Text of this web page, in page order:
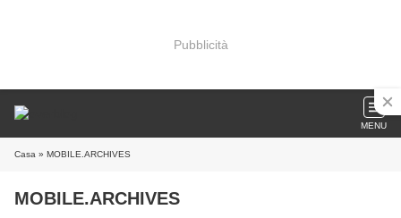
Pubblicità
MENU
Casa » MOBILE.ARCHIVES
MOBILE.ARCHIVES